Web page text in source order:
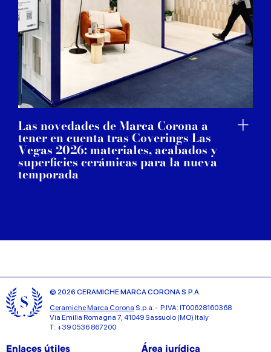
Las novedades de Marca Corona a
tener en cuenta tras Coverings Las
Vegas 2026: materiales, acabados y
superficies cerámicas para la nueva
temporada
© 2026 CERAMICHE MARCA CORONA S.P.A.
Ceramiche Marca Corona S.p.a. - P.IVA: IT00628160368
Via Emilia Romagna 7, 41049 Sassuolo (MO) Italy
T: +39 0536 867200
Enlaces útiles Área jurídica